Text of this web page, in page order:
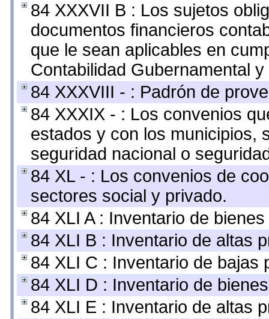
84 XXXVII B : Los sujetos
documentos financieros
que le sean aplicables en
Contabilidad Gubernamental
84 XXXVIII - : Padrón de
84 XXXIX - : Los convenios
estados y con los municipios,
seguridad nacional o
84 XL - : Los convenios de
sectores social y privado.
84 XLI A : Inventario de
84 XLI B : Inventario de altas
84 XLI C : Inventario de bajas
84 XLI D : Inventario de
84 XLI E : Inventario de altas